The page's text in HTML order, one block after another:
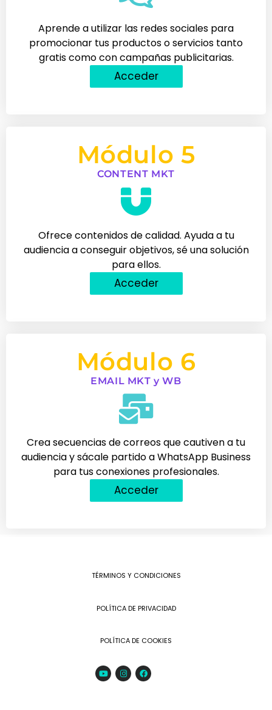
Aprende a utilizar las redes sociales para
promocionar tus productos o servicios tanto
gratis como con campañas publicitarias.
Acceder
Módulo 5
CONTENT MKT
Ofrece contenidos de calidad. Ayuda a tu
audiencia a conseguir objetivos, sé una solución
para ellos.
Acceder
Módulo 6
EMAIL MKT y WB
Crea secuencias de correos que cautiven a tu
audiencia y sácale partido a WhatsApp Business
para tus conexiones profesionales.
Acceder
TÉRMINOS Y CONDICIONES
POLÍTICA DE PRIVACIDAD
POLÍTICA DE COOKIES
YoutubeInstagramFacebook